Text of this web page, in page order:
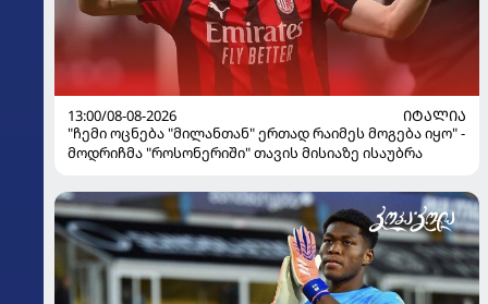
13:00/08-08-2026
ᲘᲢᲐᲚᲘᲐ
"ჩემი ოცნება "მილანთან" ერთად რაიმეს მოგება იყო" -
მოდრიჩმა "როსონერიში" თავის მისიაზე ისაუბრა